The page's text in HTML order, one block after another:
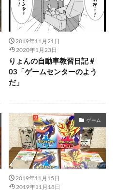
2019年11月21日
2020年1月23日
りょんの自動車教習日記＃
03「ゲームセンターのよう
だ」
ゲーム
2019年11月15日
2019年11月18日